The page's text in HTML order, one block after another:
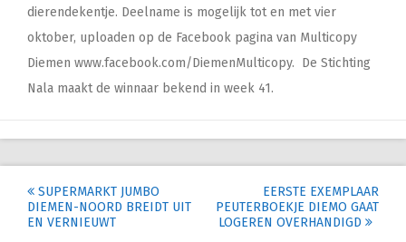
dierendekentje. Deelname is mogelijk tot en met vier
oktober, uploaden op de Facebook pagina van Multicopy
Diemen www.facebook.com/DiemenMulticopy. De Stichting
Nala maakt de winnaar bekend in week 41.
Post
navigation
SUPERMARKT JUMBO
DIEMEN-NOORD BREIDT UIT
EN VERNIEUWT
EERSTE EXEMPLAAR
PEUTERBOEKJE DIEMO GAAT
LOGEREN OVERHANDIGD